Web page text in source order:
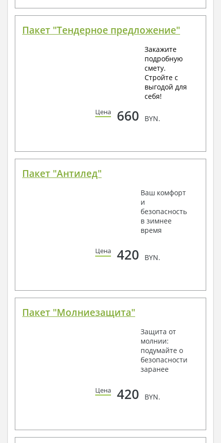
Пакет "Тендерное предложение"
Закажите
подробную
смету.
Стройте с
выгодой для
себя!
Цена 660 BYN.
Пакет "Антилед"
Ваш комфорт
и
безопасность
в зимнее
время
Цена 420 BYN.
Пакет "Молниезащита"
Защита от
молнии:
подумайте о
безопасности
заранее
Цена 420 BYN.